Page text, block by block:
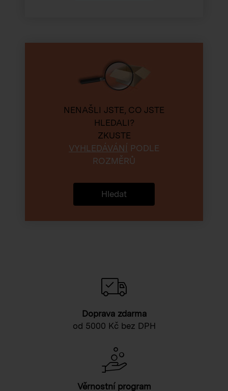
NENAŠLI JSTE, CO JSTE
HLEDALI?
ZKUSTE
VYHLEDÁVÁNÍ PODLE
ROZMĚRŮ
Hledat
Doprava zdarma
od 5000 Kč bez DPH
Věrnostní program